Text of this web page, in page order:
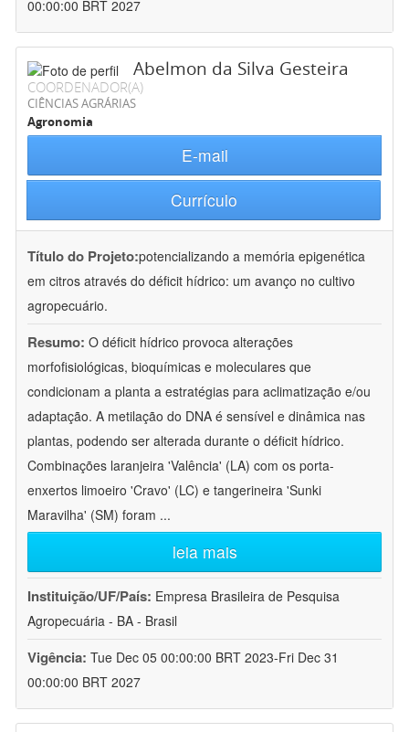
00:00:00 BRT 2027
Abelmon da Silva Gesteira
COORDENADOR(A)
CIÊNCIAS AGRÁRIAS
Agronomia
E-mail
Currículo
Título do Projeto:potencializando a memória epigenética
em citros através do déficit hídrico: um avanço no cultivo
agropecuário.
Resumo: O déficit hídrico provoca alterações
morfofisiológicas, bioquímicas e moleculares que
condicionam a planta a estratégias para aclimatização e/ou
adaptação. A metilação do DNA é sensível e dinâmica nas
plantas, podendo ser alterada durante o déficit hídrico.
Combinações laranjeira 'Valência' (LA) com os porta-
enxertos limoeiro 'Cravo' (LC) e tangerineira 'Sunki
Maravilha' (SM) foram ...
leia mais
Instituição/UF/País: Empresa Brasileira de Pesquisa
Agropecuária - BA - Brasil
Vigência: Tue Dec 05 00:00:00 BRT 2023-Fri Dec 31
00:00:00 BRT 2027